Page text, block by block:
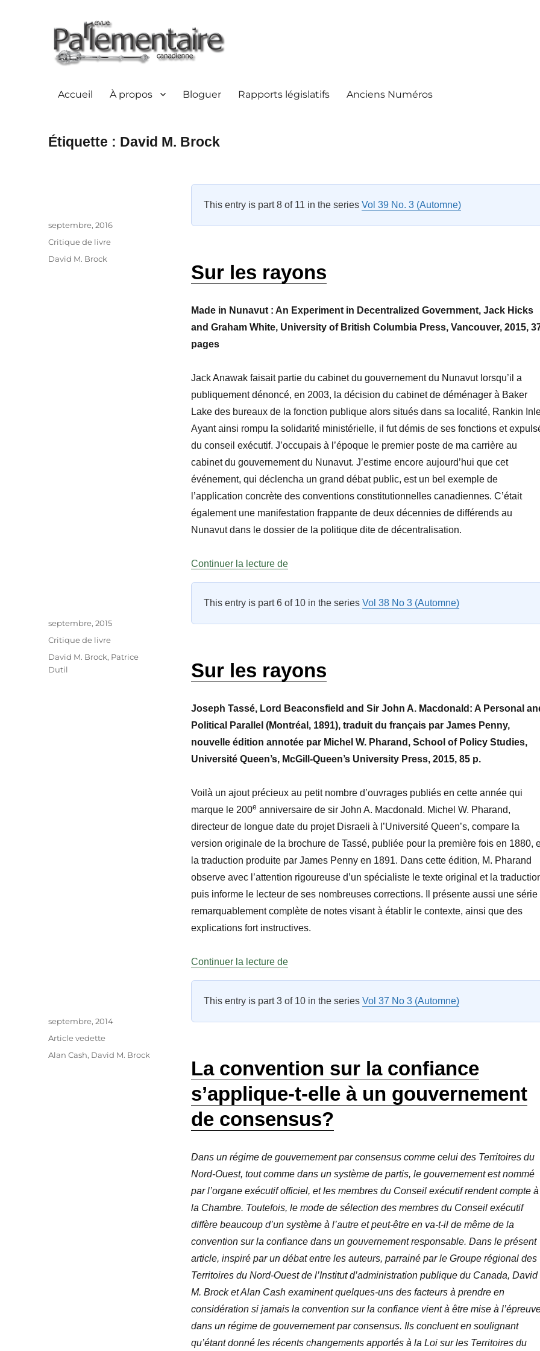
Accueil À propos Bloguer Rapports législatifs Anciens Numéros
Étiquette : David M. Brock
This entry is part 8 of 11 in the series Vol 39 No. 3 (Automne)
Sur les rayons
Made in Nunavut : An Experiment in Decentralized Government, Jack Hicks
and Graham White, University of British Columbia Press, Vancouver, 2015,
pages
Jack Anawak faisait partie du cabinet du gouvernement du Nunavut lorsqu’il a
publiquement dénoncé, en 2003, la décision du cabinet de déménager à Baker
Lake des bureaux de la fonction publique alors situés dans sa localité, Rankin
Ayant ainsi rompu la solidarité ministérielle, il fut démis de ses fonctions et
du conseil exécutif. J’occupais à l’époque le premier poste de ma carrière au
cabinet du gouvernement du Nunavut. J’estime encore aujourd’hui que cet
événement, qui déclencha un grand débat public, est un bel exemple de
l’application concrète des conventions constitutionnelles canadiennes. C’était
également une manifestation frappante de deux décennies de différends au
Nunavut dans le dossier de la politique dite de décentralisation.
Continuer la lecture de« Sur les rayons Vol 39 No 3 »
Auteur
Publié
septembre, 2016
Catégories
Critique de livre
Étiquettes
David M. Brock
This entry is part 6 of 10 in the series Vol 38 No 3 (Automne)
Sur les rayons
Joseph Tassé, Lord Beaconsfield and Sir John A. Macdonald: A Personal
Political Parallel (Montréal, 1891), traduit du français par James Penny,
nouvelle édition annotée par Michel W. Pharand, School of Policy Studies,
Université Queen’s, McGill-Queen’s University Press, 2015, 85 p.
Voilà un ajout précieux au petit nombre d’ouvrages publiés en cette année qui
marque le 200e anniversaire de sir John A. Macdonald. Michel W. Pharand,
directeur de longue date du projet Disraeli à l’Université Queen’s, compare la
version originale de la brochure de Tassé, publiée pour la première fois en 1880,
la traduction produite par James Penny en 1891. Dans cette édition, M. Pharand
observe avec l’attention rigoureuse d’un spécialiste le texte original et la
puis informe le lecteur de ses nombreuses corrections. Il présente aussi une série
remarquablement complète de notes visant à établir le contexte, ainsi que des
explications fort instructives.
Continuer la lecture de« Sur les rayons Vol 38 No 3 »
Auteur
Publié
septembre, 2015
Catégories
Critique de livre
Étiquettes
David M. Brock, Patrice
Dutil
This entry is part 3 of 10 in the series Vol 37 No 3 (Automne)
La convention sur la confiance
s’applique-t-elle à un gouvernement
de consensus?
Dans un régime de gouvernement par consensus comme celui des Territoires du
Nord-Ouest, tout comme dans un système de partis, le gouvernement est nommé
par l’organe exécutif officiel, et les membres du Conseil exécutif rendent compte à
la Chambre. Toutefois, le mode de sélection des membres du Conseil exécutif
diffère beaucoup d’un système à l’autre et peut-être en va-t-il de même de la
convention sur la confiance dans un gouvernement responsable. Dans le présent
article, inspiré par un débat entre les auteurs, parrainé par le Groupe régional des
Territoires du Nord-Ouest de l’Institut d’administration publique du Canada, David
M. Brock et Alan Cash examinent quelques-uns des facteurs à prendre en
considération si jamais la convention sur la confiance vient à être mise à
dans un régime de gouvernement par consensus. Ils concluent en soulignant
qu’étant donné les récents changements apportés à la Loi sur les Territoires du
Auteur
Publié
septembre, 2014
Catégories
Article vedette
Étiquettes
Alan Cash, David M. Brock